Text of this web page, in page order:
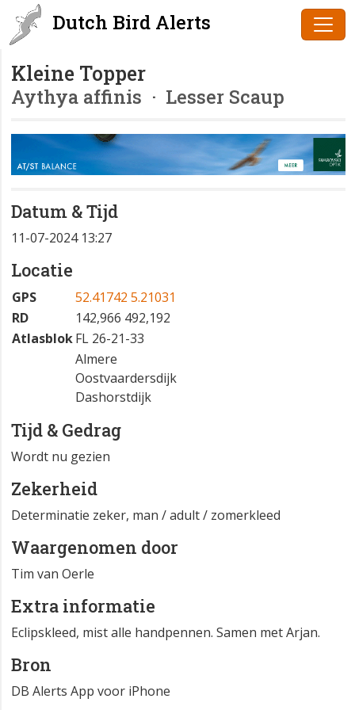
Dutch Bird Alerts
Kleine Topper
Aythya affinis · Lesser Scaup
Datum & Tijd
11-07-2024 13:27
Locatie
GPS
52.41742 5.21031
RD
142,966 492,192
AtlasblokFL 26-21-33
Almere
Oostvaardersdijk
Dashorstdijk
Tijd & Gedrag
Wordt nu gezien
Zekerheid
Determinatie zeker, man / adult / zomerkleed
Waargenomen door
Tim van Oerle
Extra informatie
Eclipskleed, mist alle handpennen. Samen met Arjan.
Bron
DB Alerts App voor iPhone